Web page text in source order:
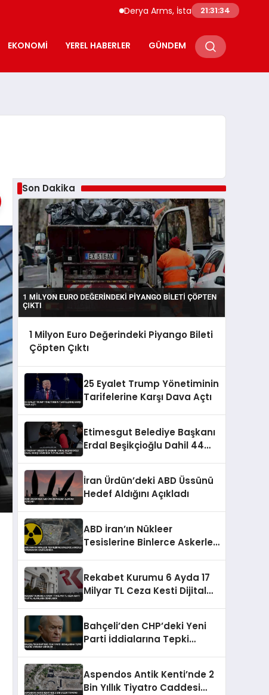
Derya Arms, İstanbul Prohunt 2026’da
21:31:35
EKONOMI YEREL HABERLER GÜNDEM
Son Dakika
1 Milyon Euro Değerindeki Piyango Bileti
Çöpten Çıktı
25 Eyalet Trump Yönetiminin
Tarifelerine Karşı Dava Açtı
Etimesgut Belediye Başkanı
Erdal Beşikçioğlu Dahil 44
İran Ürdün’deki ABD Üssünü
Hedef Aldığını Açıkladı
ABD İran’ın Nükleer
Tesislerine Binlerce Askerle
Rekabet Kurumu 6 Ayda 17
Milyar TL Ceza Kesti Dijital
Bahçeli’den CHP’deki Yeni
Parti İddialarına Tepki
Aspendos Antik Kenti’nde 2
Bin Yıllık Tiyatro Caddesi